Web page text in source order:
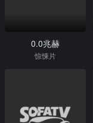
0.0兆赫
惊悚片